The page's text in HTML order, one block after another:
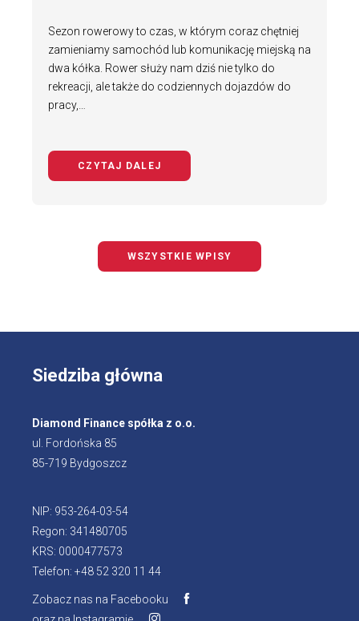
Sezon rowerowy to czas, w którym coraz chętniej
zamieniamy samochód lub komunikację miejską na
dwa kółka. Rower służy nam dziś nie tylko do
rekreacji, ale także do codziennych dojazdów do
pracy,…
CZYTAJ DALEJ
WSZYSTKIE WPISY
Siedziba główna
Diamond Finance spółka z o.o.
ul. Fordońska 85
85-719 Bydgoszcz
NIP: 953-264-03-54
Regon: 341480705
KRS: 0000477573
Telefon: +48 52 320 11 44
Zobacz nas na Facebooku Otworzy